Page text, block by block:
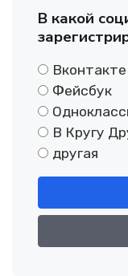
В какой
Вконтакте
Фейсбук
В Кругу
другая